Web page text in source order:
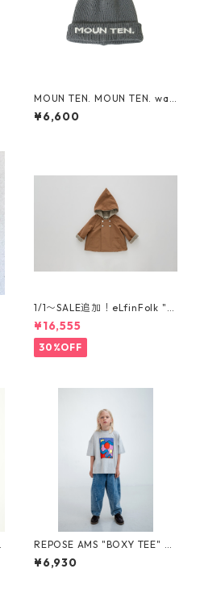
MOUN TEN. MOUN TEN. wat
ch cap [MA74-1958a]
¥6,600
1/1〜SALE追加！eLfinFolk "el
f coat" (milky brown) 110 12
0 130
¥16,555
30%OFF
REPOSE AMS "BOXY TEE" SS
26-86
¥6,930